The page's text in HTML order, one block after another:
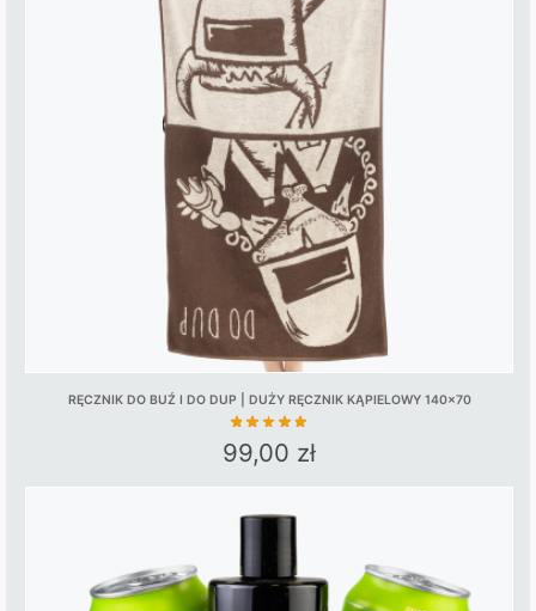
RĘCZNIK DO BUŹ I DO DUP | DUŻY RĘCZNIK KĄPIELOWY 140×70
99,00 zł